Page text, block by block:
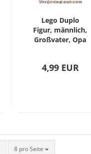
Lego Duplo
Figur, männlich,
Großvater, Opa
4,99 EUR
8 pro Seite